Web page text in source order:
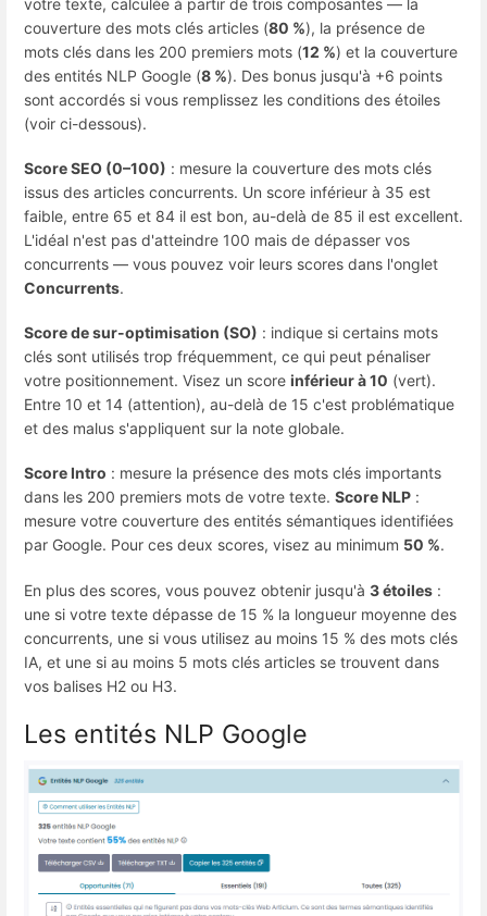
couverture des mots clés articles (80 %), la présence de
mots clés dans les 200 premiers mots (12 %) et la couverture
des entités NLP Google (8 %). Des bonus jusqu'à +6 points
sont accordés si vous remplissez les conditions des étoiles
(voir ci-dessous).
Score SEO (0–100) : mesure la couverture des mots clés
issus des articles concurrents. Un score inférieur à 35 est
faible, entre 65 et 84 il est bon, au-delà de 85 il est excellent.
L'idéal n'est pas d'atteindre 100 mais de dépasser vos
concurrents — vous pouvez voir leurs scores dans l'onglet
Concurrents.
Score de sur-optimisation (SO) : indique si certains mots
clés sont utilisés trop fréquemment, ce qui peut pénaliser
votre positionnement. Visez un score inférieur à 10 (vert).
Entre 10 et 14 (attention), au-delà de 15 c'est problématique
et des malus s'appliquent sur la note globale.
Score Intro : mesure la présence des mots clés importants
dans les 200 premiers mots de votre texte. Score NLP :
mesure votre couverture des entités sémantiques identifiées
par Google. Pour ces deux scores, visez au minimum 50 %.
En plus des scores, vous pouvez obtenir jusqu'à 3 étoiles :
une si votre texte dépasse de 15 % la longueur moyenne des
concurrents, une si vous utilisez au moins 15 % des mots clés
IA, et une si au moins 5 mots clés articles se trouvent dans
vos balises H2 ou H3.
Les entités NLP Google